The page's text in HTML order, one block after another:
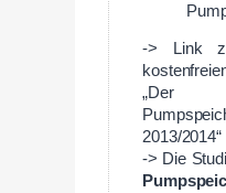
-> Link
„Der
2013/
-> Die